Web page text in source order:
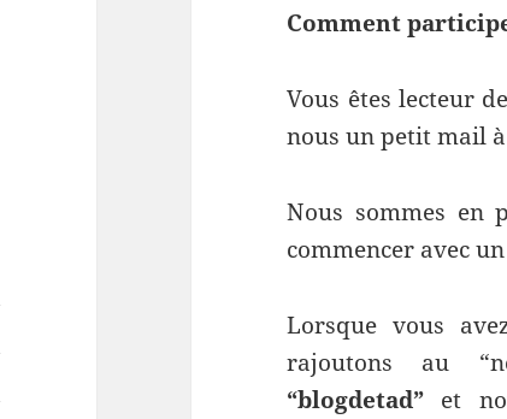
Comment
Vous êtes lecteur
nous un petit mail
Nous sommes en
commencer avec
Lorsque vous
rajoutons au
“blogdetad” et